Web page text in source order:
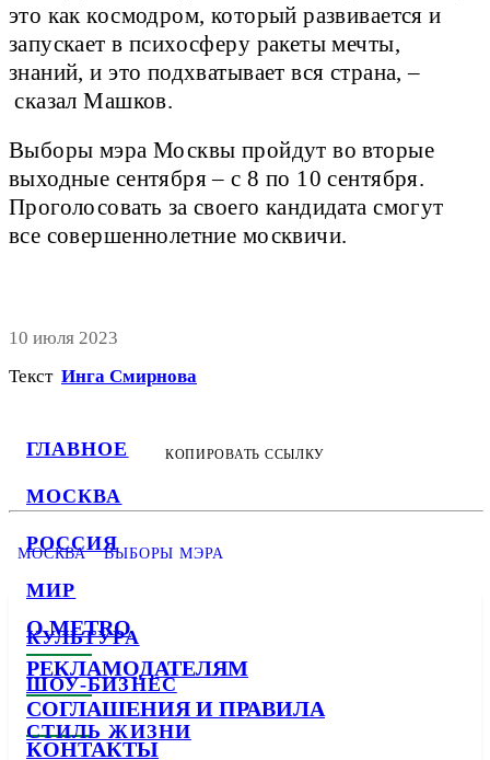
ГЛАВНОЕ
МОСКВА
РОССИЯ
МИР
КУЛЬТУРА
ШОУ-БИЗНЕС
СТИЛЬ ЖИЗНИ
это как космодром, который развивается и
запускает в психосферу ракеты мечты,
знаний, и это подхватывает вся страна, –
сказал Машков.
Выборы мэра Москвы пройдут во вторые
выходные сентября – с 8 по 10 сентября.
Проголосовать за своего кандидата смогут
все совершеннолетние москвичи.
10 июля 2023
Текст Инга Смирнова
КОПИРОВАТЬ ССЫЛКУ
МОСКВА ВЫБОРЫ МЭРА
О METRO
РЕКЛАМОДАТЕЛЯМ
СОГЛАШЕНИЯ И ПРАВИЛА
КОНТАКТЫ